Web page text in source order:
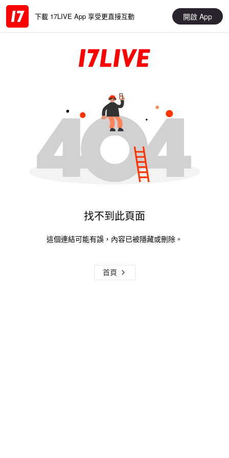
下載 17LIVE App 享受更直接互動 開啟 App
找不到此頁面
這個連結可能有誤，內容已被隱藏或刪除。
首頁